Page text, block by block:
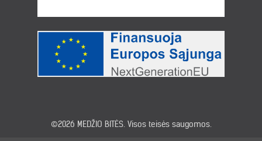
©2026 MEDŽIO BITĖS. Visos teisės saugomos.